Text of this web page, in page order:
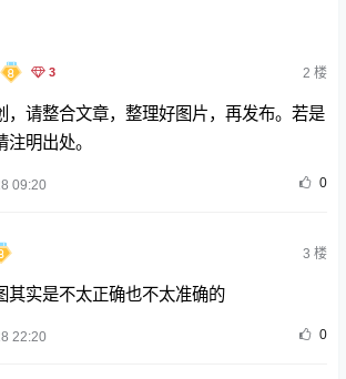
3 2 楼
，请整合文章，整理好图片，再发布。若是
注明出处。
09:20 0
3 楼
其实是不太正确也不太准确的
22:20 0